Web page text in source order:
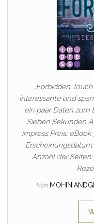
„Forbidden
interessante und
ein paar Daten zum
Sieben Sekunden
impress Preis:
Anzahl der
Von